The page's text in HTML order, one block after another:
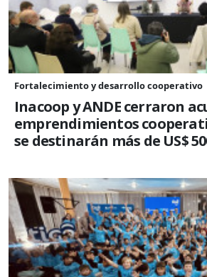
Fortalecimiento y desarrollo cooperativo
Inacoop y ANDE cerraron
emprendimientos
se destinarán más de US$